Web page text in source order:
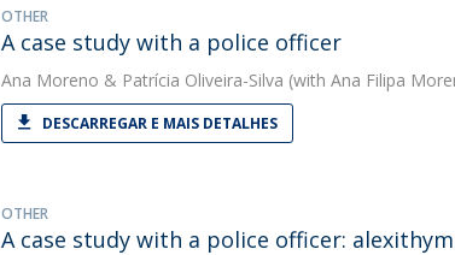
OTHER
A case study with a police officer
Ana Moreno & Patrícia Oliveira-Silva (with Ana Filipa
DESCARREGAR E MAIS DETALHES
OTHER
A case study with a police officer: